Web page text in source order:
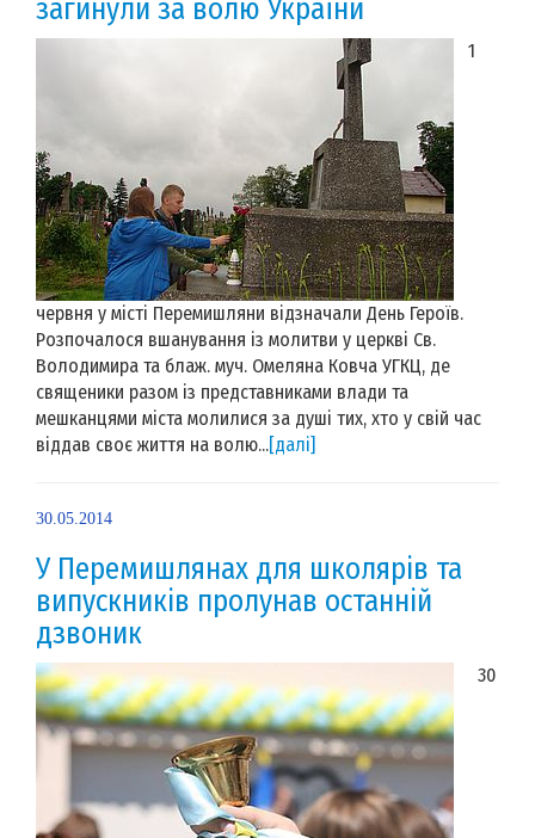
загинули за волю України
1
червня у місті Перемишляни відзначали День Героїв.
Розпочалося вшанування із молитви у церкві Св.
Володимира та блаж. муч. Омеляна Ковча УГКЦ, де
священики разом із представниками влади та
мешканцями міста молилися за душі тих, хто у свій час
віддав своє життя на волю...[далі]
30.05.2014
У Перемишлянах для школярів та
випускників пролунав останній
дзвоник
30